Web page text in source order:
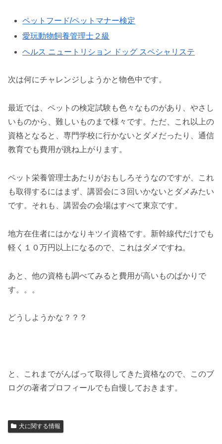
ペットフード/ペットマナー検定
愛玩動物飼養管理士２級
ヘルス ニュートリション ドッグ スペシャリステ
次は何にチャレンジしようかと物色中です。
最近では、ペットの検定試験も色々なものがあり、やさし
いものから、難しいものまで様々です。ただ、これ以上の
資格となると、専門学校に行かないとダメだったり、通信
教育でも費用が跳ね上がります。
ペット栄養管理士あたりがおもしろそうなのですが、これ
も取得するにはまず、講習会に３回いかないとダメみたい
です。それも、講習会の会場はすべて東京です。
地方在住者にはかなりキツイ資格です。新幹線代だけでも
軽く１０万円以上になるので、これはダメですね。
あと、他の資格も調べてみると費用が高いものばかりで
す。。。
どうしようかな？？？
と、これまでがんばって取得してきた資格なので、このブ
ログの著者プロフィールでも自慢しておきます。
犬に関する情報